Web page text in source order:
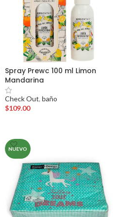
Spray Prewc 100 ml Limon
Mandarina
Check Out, baño
$109.00
NUEVO